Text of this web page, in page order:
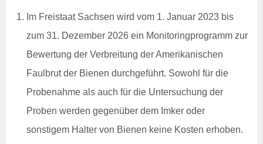
anzeigepflichtige
Beihilfen
Beihilfen - Verfahren
Beihilfen - De-minimis -
Kostenübernahme
Blutproben
Im Freistaat Sachsen wird vom 1. Januar 2023 bis
zum 31. Dezember 2026 ein Monitoringprogramm zur
Bewertung der Verbreitung der Amerikanischen
Faulbrut der Bienen durchgeführt. Sowohl für die
Probenahme als auch für die Untersuchung der
Proben werden gegenüber dem Imker oder
sonstigem Halter von Bienen keine Kosten erhoben.